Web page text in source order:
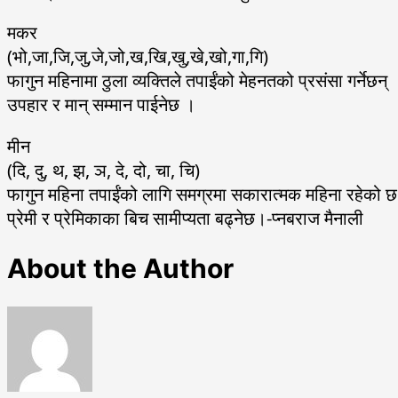
मकर
(भो,जा,जि,जु,जे,जो,ख,खि,खु,खे,खो,गा,गि)
फागुन महिनामा ठुला व्यक्तिले तपाईंको मेहनतको प्रसंसा गर्नेछन्
उपहार र मान् सम्मान पाईनेछ ।
मीन
(दि, दु, थ, झ, ञ, दे, दो, चा, चि)
फागुन महिना तपाईंको लागि समग्रमा सकारात्मक महिना रहेको
प्रेमी र प्रेमिकाका बिच सामीप्यता बढ्नेछ।-प्नबराज मैनाली
About the Author